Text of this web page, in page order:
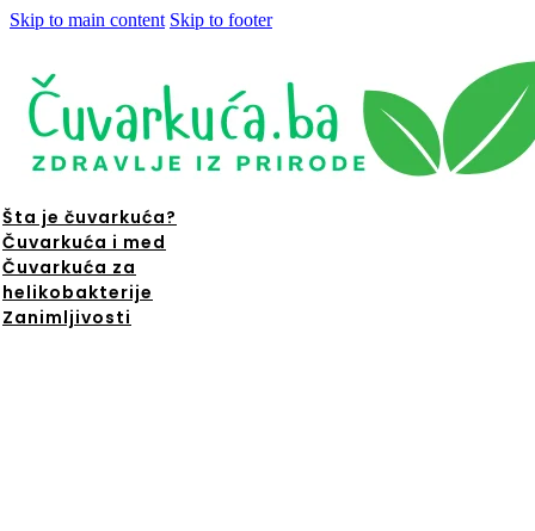
Skip to main content Skip to footer
Šta je čuvarkuća?
Čuvarkuća i med
Čuvarkuća za
helikobakterije
Zanimljivosti